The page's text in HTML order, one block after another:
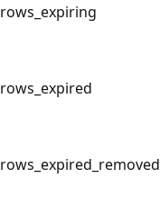
rows_expiring
rows_expired
rows_expired_removed